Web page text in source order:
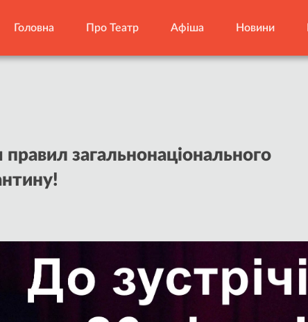
Головна Про Театр Афіша Новини
загальнонаціонального